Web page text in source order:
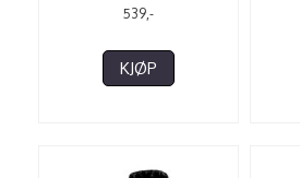
539,-
KJØP